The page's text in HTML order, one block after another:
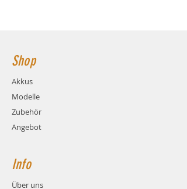
Shop
Akkus
Modelle
Zubehör
Angebot
Info
Über uns